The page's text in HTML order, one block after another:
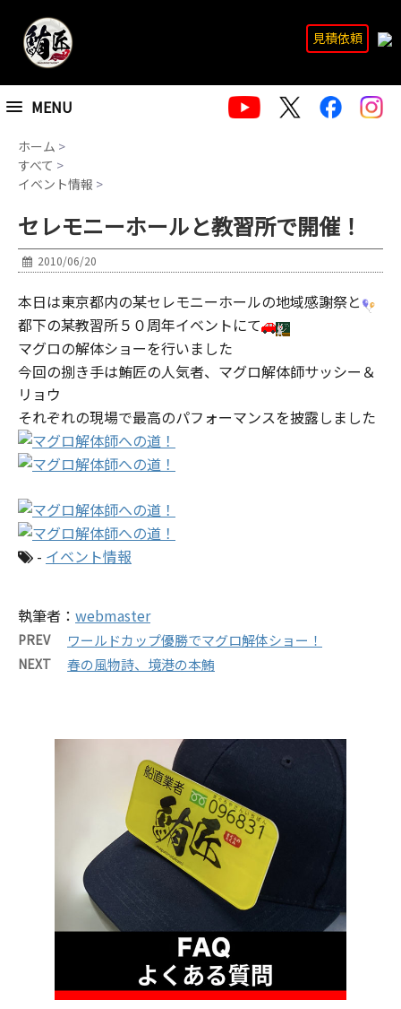
MENU
見積依頼
ホーム >
すべて >
イベント情報 >
セレモニーホールと教習所で開催！
2010/06/20
本日は東京都内の某セレモニーホールの地域感謝祭と
都下の某教習所５０周年イベントにて
マグロの解体ショーを行いました
今回の捌き手は鮪匠の人気者、マグロ解体師サッシー＆
リョウ
それぞれの現場で最高のパフォーマンスを披露しました
- イベント情報
執筆者： webmaster
PREV ワールドカップ優勝でマグロ解体ショー！
NEXT 春の風物詩、境港の本鮪